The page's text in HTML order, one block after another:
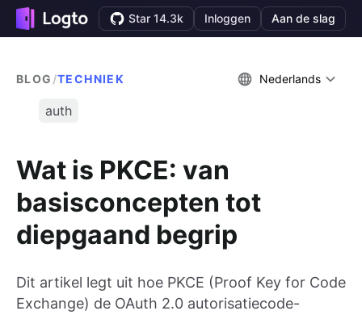
Star 14.3k Inloggen Aan de slag
BLOG /TECHNIEK Nederlands
auth
Wat is PKCE: van
basisconcepten tot
diepgaand begrip
Dit artikel legt uit hoe PKCE (Proof Key for Code
Exchange) de OAuth 2.0 autorisatiecode-